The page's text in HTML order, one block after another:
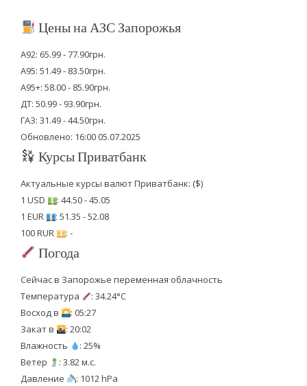
Цены на АЗС Запорожья
А92: 65.99 - 77.90грн.
А95: 51.49 - 83.50грн.
А95+: 58.00 - 85.90грн.
ДТ: 50.99 - 93.90грн.
ГАЗ: 31.49 - 44.50грн.
Обновлено: 16:00 05.07.2025
Курсы Приватбанк
Актуальные курсы валют Приватбанк: ($)
1 USD
: 44.50 - 45.05
1 EUR
: 51.35 - 52.08
100 RUR
: -
Погода
Сейчас в Запорожье переменная облачность
Температура
: 34.24°C
Восход в
: 05:27
Закат в
: 20:02
Влажность
: 25%
Ветер
: 3.82 м.с.
Давление
: 1012 hPa